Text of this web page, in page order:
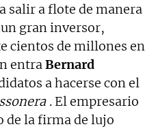
salir a flote de manera
gran inversor,
cientos de millones en
entraBernard
a hacerse con el
. El empresario
de la firma de lujo